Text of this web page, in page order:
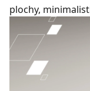
plochy,